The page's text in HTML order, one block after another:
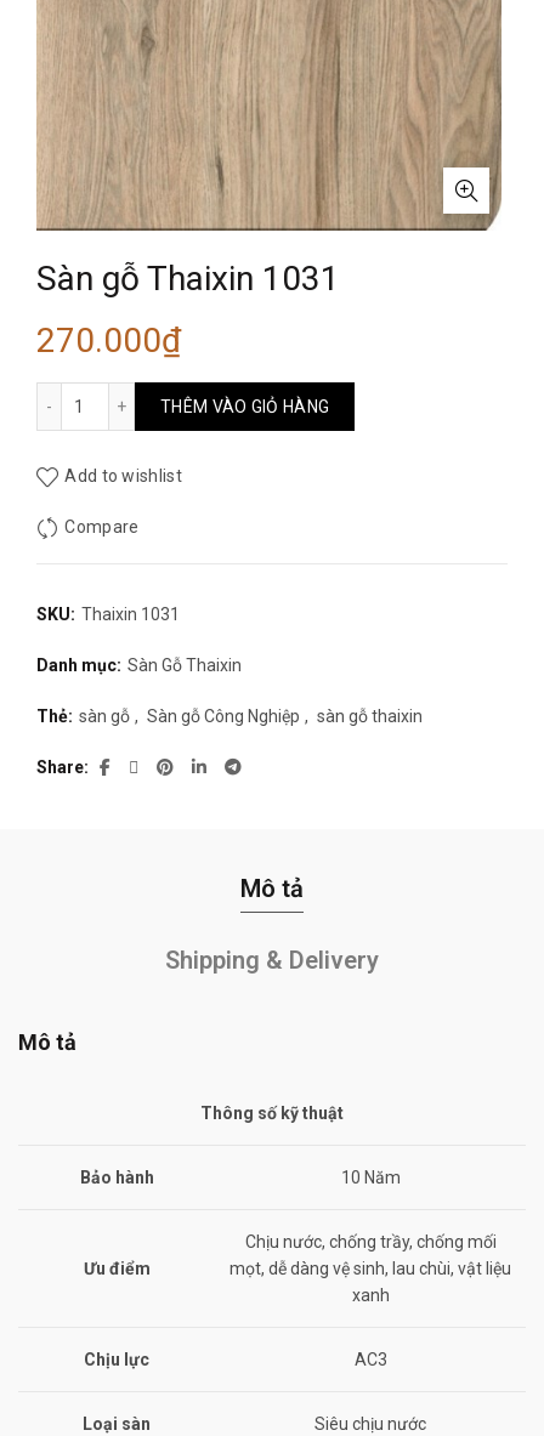
Sàn gỗ Thaixin 1031
270.000₫
Sàn gỗ Thaixin 1031 số lượng
THÊM VÀO GIỎ HÀNG
Add to wishlist
Compare
SKU: Thaixin 1031
Danh mục: Sàn Gỗ Thaixin
Thẻ: sàn gỗ , Sàn gỗ Công Nghiệp , sàn gỗ thaixin
Share
Mô tả
Shipping & Delivery
Mô tả
Thông số kỹ thuật
Bảo hành 10 Năm
Ưu điểm
Chịu nước, chống trầy, chống mối
mọt, dễ dàng vệ sinh, lau chùi, vật liệu
xanh
Chịu lực AC3
Loại sàn Siêu chịu nước